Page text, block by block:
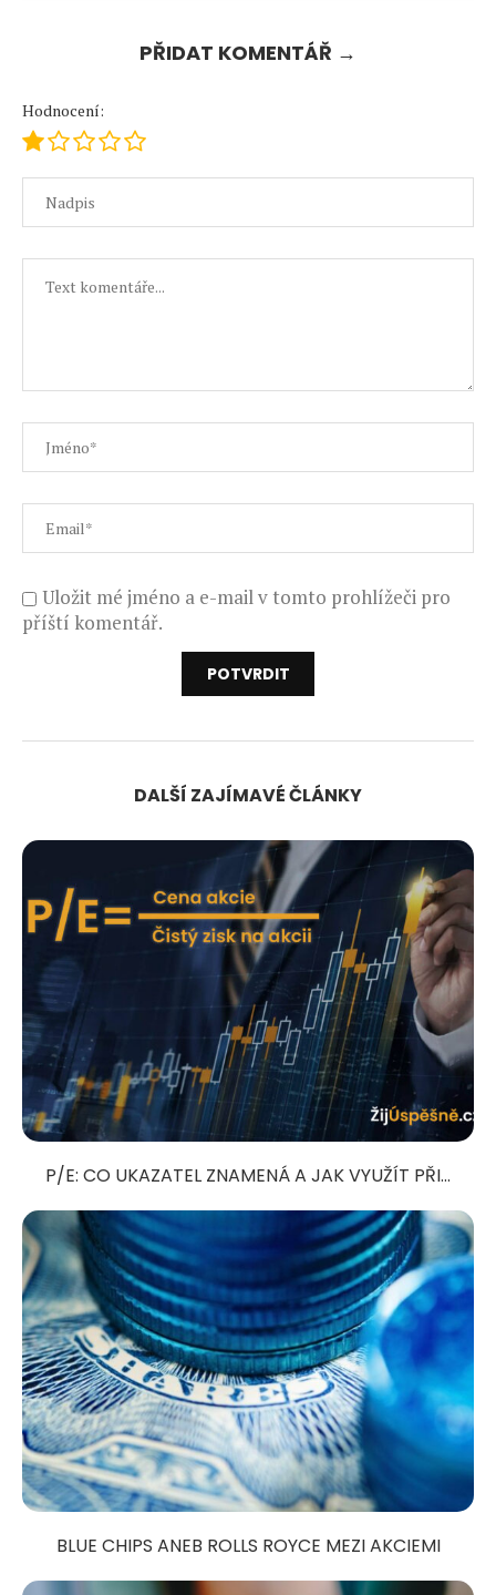
PŘIDAT KOMENTÁŘ →
Hodnocení:
Uložit mé jméno a e-mail v tomto prohlížeči pro
příští komentář.
DALŠÍ ZAJÍMAVÉ ČLÁNKY
P/E: CO UKAZATEL ZNAMENÁ A JAK VYUŽÍT PŘI...
BLUE CHIPS ANEB ROLLS ROYCE MEZI AKCIEMI